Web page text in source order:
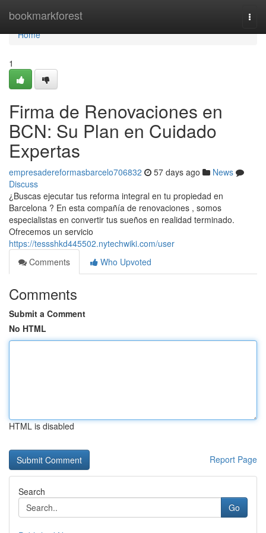
bookmarkforest
Home
Home
1
Firma de Renovaciones en
BCN: Su Plan en Cuidado
Expertas
empresadereformasbarcelo706832 57 days ago
News
Discuss
¿Buscas ejecutar tus reforma integral en tu propiedad en
Barcelona ? En esta compañía de renovaciones , somos
especialistas en convertir tus sueños en realidad terminado.
Ofrecemos un servicio
https://tessshkd445502.nytechwiki.com/user
Comments
Who Upvoted
Comments
Submit a Comment
No HTML
HTML is disabled
Report Page
Search
Go